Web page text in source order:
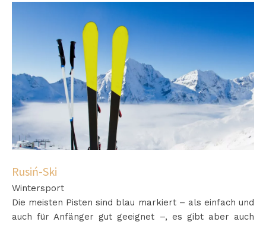
Rusiń-Ski
Wintersport
Die meisten Pisten sind blau markiert – als einfach und
auch für Anfänger gut geeignet –, es gibt aber auch